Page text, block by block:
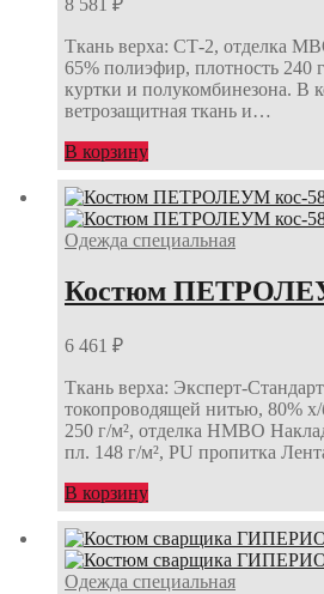
Ткань верха: СТ-2, отделка
65% полиэфир, плотность 240
куртки и полукомбинезона. В
ветрозащитная ткань и…
В корзину
Одежда специальная
Костюм
6 461 ₽
Ткань верха: Эксперт-
токопроводящей нитью, 80%
250 г/м², отделка НМВО
пл. 148 г/м², PU пропитка
В корзину
Одежда специальная